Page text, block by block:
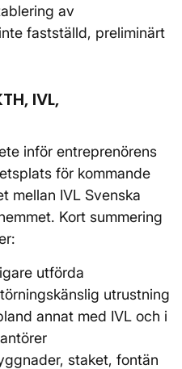
av
fastställd, preliminärt
IVL,
inför entreprenörens
för kommande
mellan IVL Svenska
Kort summering
utförda
utrustning
annat med IVL och i
staket, fontän